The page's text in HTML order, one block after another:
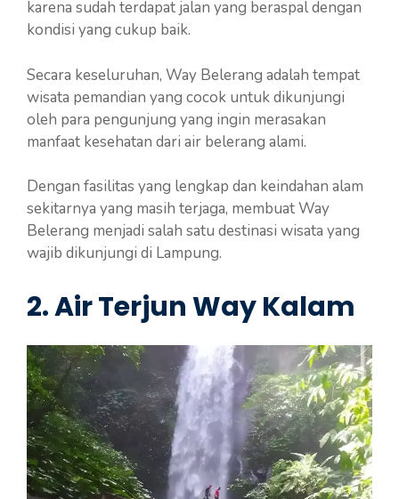
karena sudah terdapat jalan yang beraspal dengan
kondisi yang cukup baik.
Secara keseluruhan, Way Belerang adalah tempat
wisata pemandian yang cocok untuk dikunjungi
oleh para pengunjung yang ingin merasakan
manfaat kesehatan dari air belerang alami.
Dengan fasilitas yang lengkap dan keindahan alam
sekitarnya yang masih terjaga, membuat Way
Belerang menjadi salah satu destinasi wisata yang
wajib dikunjungi di Lampung.
2. Air Terjun Way Kalam